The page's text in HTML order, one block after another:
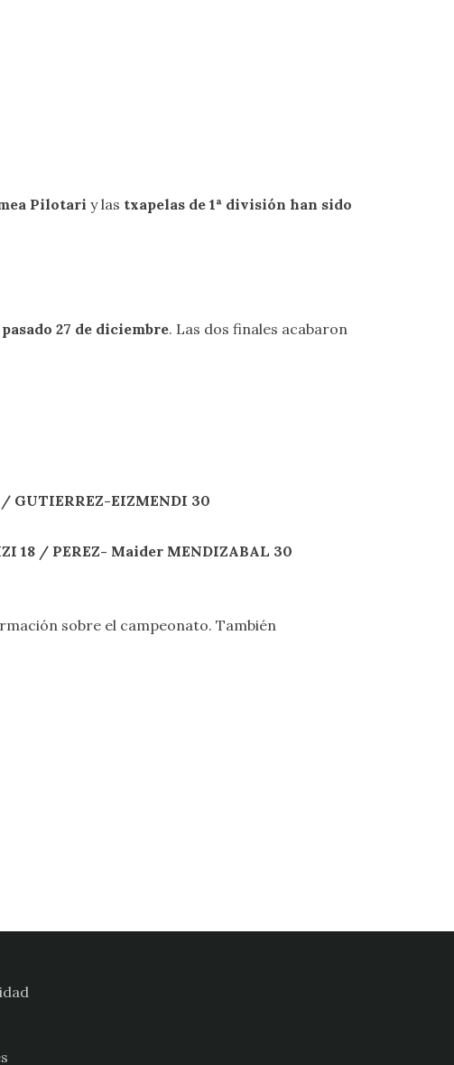
Pilotari y las txapelas de 1ª división han sido
27 de diciembre. Las dos finales acabaron
/ GUTIERREZ-EIZMENDI 30
18 / PEREZ- Maider MENDIZABAL 30
sobre el campeonato. También